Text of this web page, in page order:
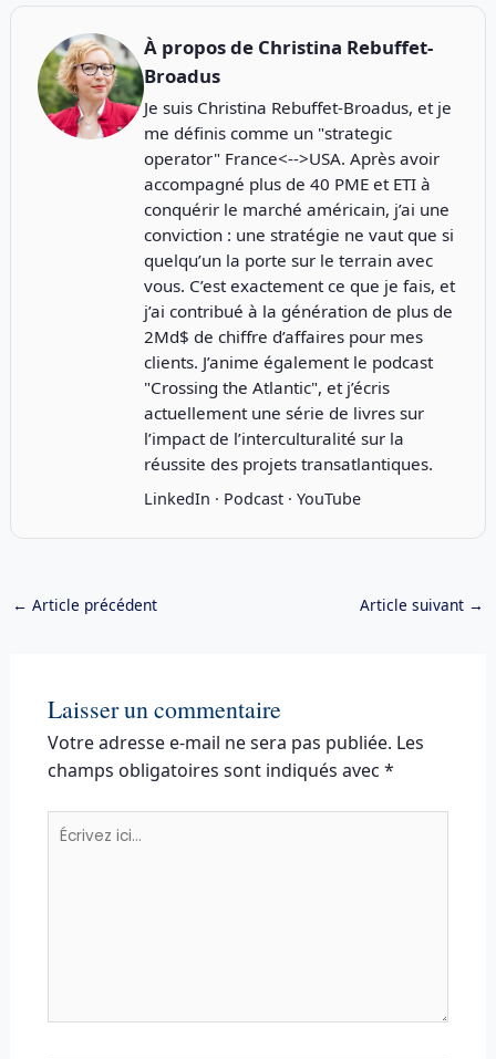
À propos de Christina Rebuffet-
Broadus
Je suis Christina Rebuffet-Broadus, et je
me définis comme un "strategic
operator" France<-->USA. Après avoir
accompagné plus de 40 PME et ETI à
conquérir le marché américain, j’ai une
conviction : une stratégie ne vaut que si
quelqu’un la porte sur le terrain avec
vous. C’est exactement ce que je fais, et
j’ai contribué à la génération de plus de
2Md$ de chiffre d’affaires pour mes
clients. J’anime également le podcast
"Crossing the Atlantic", et j’écris
actuellement une série de livres sur
l’impact de l’interculturalité sur la
réussite des projets transatlantiques.
LinkedIn · Podcast· YouTube
← Article précédent Article suivant →
Laisser un commentaire
Votre adresse e-mail ne sera pas publiée. Les
champs obligatoires sont indiqués avec *
Écrivez